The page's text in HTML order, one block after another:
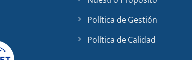
Política de Gestión
Política de Calidad